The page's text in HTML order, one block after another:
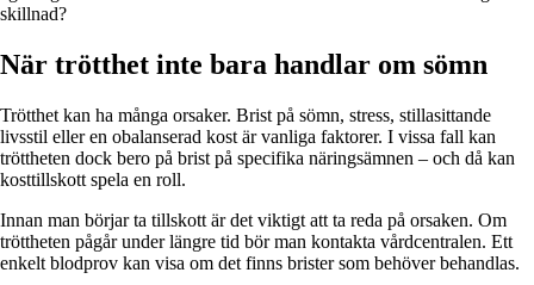
skillnad?
När trötthet inte bara handlar om sömn
Trötthet kan ha många orsaker. Brist på sömn, stress, stillasittande
livsstil eller en obalanserad kost är vanliga faktorer. I vissa fall kan
tröttheten dock bero på brist på specifika näringsämnen – och då kan
kosttillskott spela en roll.
Innan man börjar ta tillskott är det viktigt att ta reda på orsaken. Om
tröttheten pågår under längre tid bör man kontakta vårdcentralen. Ett
enkelt blodprov kan visa om det finns brister som behöver behandlas.